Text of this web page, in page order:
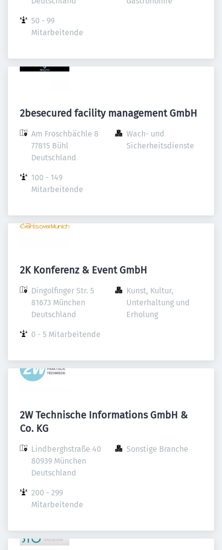
50 - 99
Mitarbeitende
2besecured facility management GmbH
Am Froschbächle 8
77815 Bühl
Deutschland
Wach- und
Sicherheitsdienste
100 - 149
Mitarbeitende
2K Konferenz & Event GmbH
Dingolfinger Str. 5
81673 München
Deutschland
Kunst, Kultur,
Unterhaltung und
Erholung
0 - 5 Mitarbeitende
2W Technische Informations GmbH &
Co. KG
Lindberghstraße 40
80939 München
Deutschland
Sonstige Branche
200 - 299
Mitarbeitende